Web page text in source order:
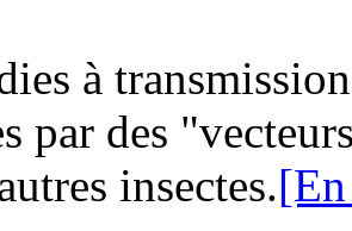
à
par des
insectes.